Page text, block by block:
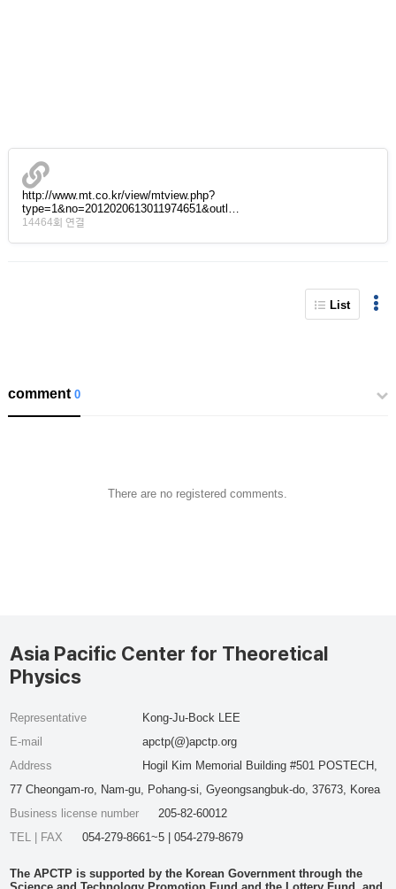
http://www.mt.co.kr/view/mtview.php?
type=1&no=2012020613011974651&outl…
14464회 연결
List
comment0
There are no registered comments.
Asia Pacific Center for Theoretical
Physics
Representative
Kong-Ju-Bock LEE
E-mail
apctp(@)apctp.org
Address
Hogil Kim Memorial Building #501 POSTECH,
77 Cheongam-ro, Nam-gu, Pohang-si, Gyeongsangbuk-do, 37673, Korea
Business license number
205-82-60012
TEL | FAX
054-279-8661~5 | 054-279-8679
The APCTP is supported by the Korean Government through the